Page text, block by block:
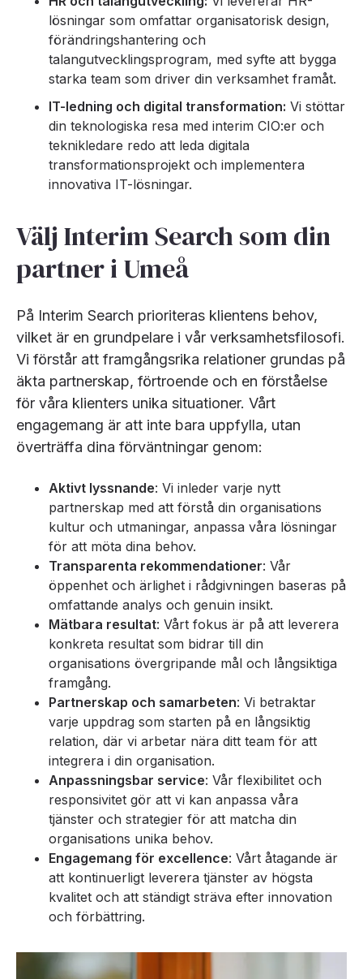
lösningar som omfattar organisatorisk design,
förändringshantering och
talangutvecklingsprogram, med syfte att bygga
starka team som driver din verksamhet framåt.
IT-ledning och digital transformation: Vi stöttar
din teknologiska resa med interim CIO:er och
teknikledare redo att leda digitala
transformationsprojekt och implementera
innovativa IT-lösningar.
Välj Interim Search som din
partner i Umeå
På Interim Search prioriteras klientens behov,
vilket är en grundpelare i vår verksamhetsfilosofi.
Vi förstår att framgångsrika relationer grundas på
äkta partnerskap, förtroende och en förståelse
för våra klienters unika situationer. Vårt
engagemang är att inte bara uppfylla, utan
överträffa dina förväntningar genom:
Aktivt lyssnande: Vi inleder varje nytt
partnerskap med att förstå din organisations
kultur och utmaningar, anpassa våra lösningar
för att möta dina behov.
Transparenta rekommendationer: Vår
öppenhet och ärlighet i rådgivningen baseras på
omfattande analys och genuin insikt.
Mätbara resultat: Vårt fokus är på att leverera
konkreta resultat som bidrar till din
organisations övergripande mål och långsiktiga
framgång.
Partnerskap och samarbeten: Vi betraktar
varje uppdrag som starten på en långsiktig
relation, där vi arbetar nära ditt team för att
integrera i din organisation.
Anpassningsbar service: Vår flexibilitet och
responsivitet gör att vi kan anpassa våra
tjänster och strategier för att matcha din
organisations unika behov.
Engagemang för excellence: Vårt åtagande är
att kontinuerligt leverera tjänster av högsta
kvalitet och att ständigt sträva efter innovation
och förbättring.